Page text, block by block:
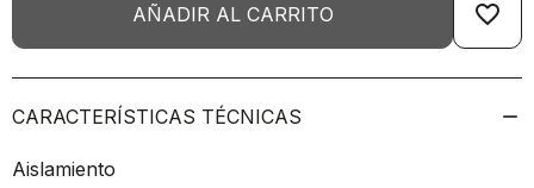
AÑADIR AL CARRITO favorite_border
CARACTERÍSTICAS TÉCNICAS
Aislamiento